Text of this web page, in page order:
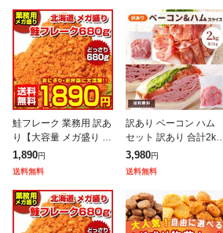
鮭フレーク 業務用 訳あ
り【大容量 メガ盛り 北
海道.鮭フレーク680
g.】【D08】 サケフレ
ケフレー
1,890円
送料無料
訳あり ベーコン ハム
セット 訳あり 合計2kg
各1kg わけあり アウト
レット ハム ベーコン
務
3,980円
送料無料